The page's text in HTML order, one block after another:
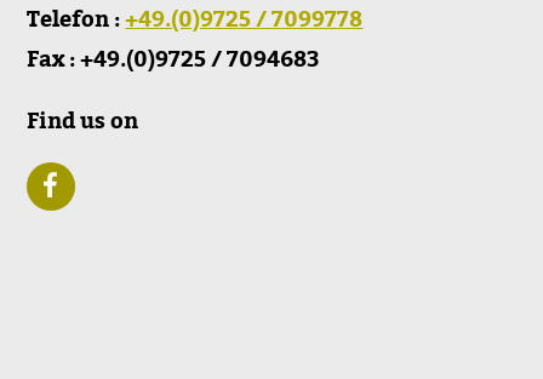
Telefon :+49.(0)9725 / 7099778
Fax : +49.(0)9725 / 7094683
Find us on
facebook